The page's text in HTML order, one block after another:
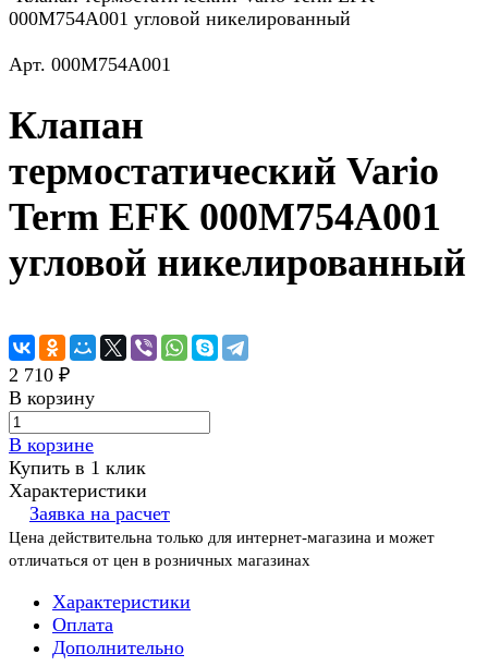
000M754A001 угловой никелированный
Арт. 000M754A001
Клапан
термостатический Vario
Term EFK 000M754A001
угловой никелированный
2 710 ₽
В корзину
В корзине
Купить в 1 клик
Характеристики
Заявка на расчет
Цена действительна только для интернет-магазина и может
отличаться от цен в розничных магазинах
Характеристики
Оплата
Дополнительно